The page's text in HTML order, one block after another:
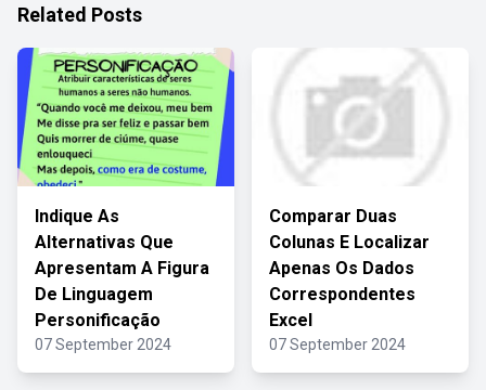
Related Posts
Indique As
Alternativas Que
Apresentam A Figura
De Linguagem
Personificação
07 September 2024
Comparar Duas
Colunas E Localizar
Apenas Os Dados
Correspondentes
Excel
07 September 2024